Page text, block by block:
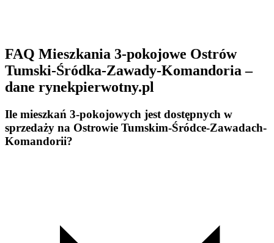
FAQ Mieszkania 3-pokojowe Ostrów
Tumski-Śródka-Zawady-Komandoria –
dane rynekpierwotny.pl
Ile mieszkań 3-pokojowych jest dostępnych w
sprzedaży na Ostrowie Tumskim-Śródce-Zawadach-
Komandorii?